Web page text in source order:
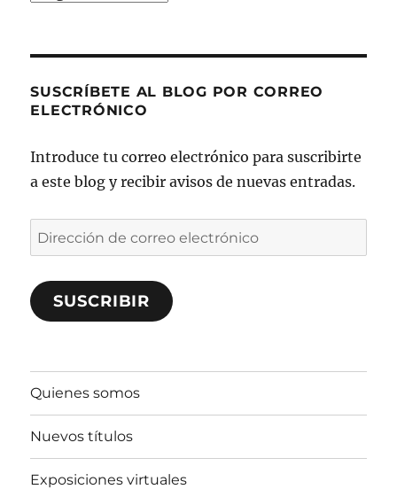
SUSCRÍBETE AL BLOG POR CORREO
ELECTRÓNICO
Introduce tu correo electrónico para suscribirte
a este blog y recibir avisos de nuevas entradas.
Dirección
de
correo
electrónico
SUSCRIBIR
Quienes somos
Nuevos títulos
Exposiciones virtuales